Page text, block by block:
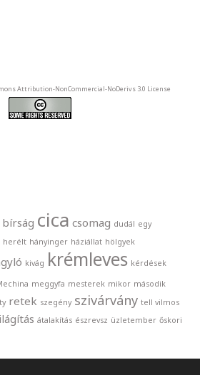
Attribution-NonCommercial-NoDerivs 3.0 License
bírság cica csomag dudál egy
herélt hányinger háziállat hölgyek
kivág krémleves kérdések
meggyfa mesterek mikor második
retek szegény szivárvány tell vilmos
átalakítás észrevsz üzletember őskori